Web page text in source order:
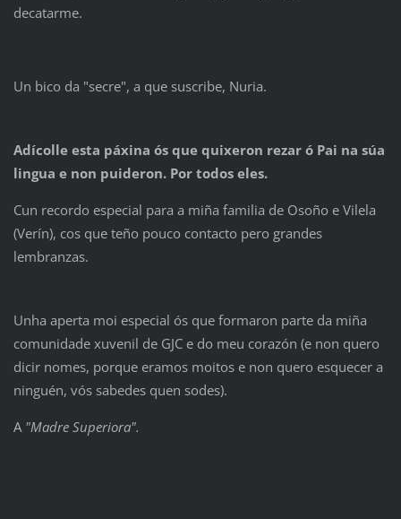
decatarme.
Un bico da "secre", a que suscribe, Nuria.
Adícolle esta páxina ós que quixeron rezar ó Pai na súa
lingua e non puideron. Por todos eles.
Cun recordo especial para a miña familia de Osoño e Vilela
(Verín), cos que teño pouco contacto pero grandes
lembranzas.
Unha aperta moi especial ós que formaron parte da miña
comunidade xuvenil de GJC e do meu corazón (e non quero
dicir nomes, porque eramos moitos e non quero esquecer a
ninguén, vós sabedes quen sodes).
A "Madre Superiora".